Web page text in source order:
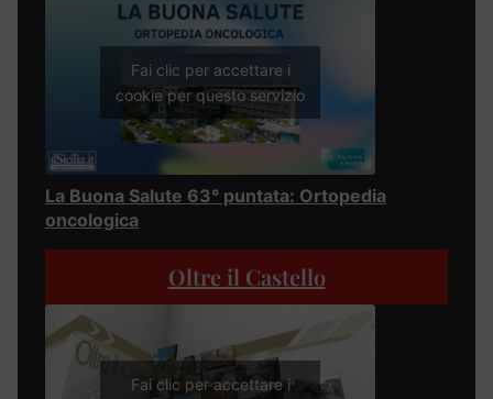
Fai clic per accettare i
cookie per questo servizio
La Buona Salute 63° puntata: Ortopedia
oncologica
Oltre il Castello
Fai clic per accettare i